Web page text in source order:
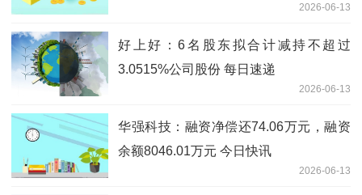
2026-06-13
好上好：6名股东拟合计减持不超过
3.0515%公司股份 每日速递
2026-06-13
华强科技：融资净偿还74.06万元，融资
余额8046.01万元 今日快讯
2026-06-13